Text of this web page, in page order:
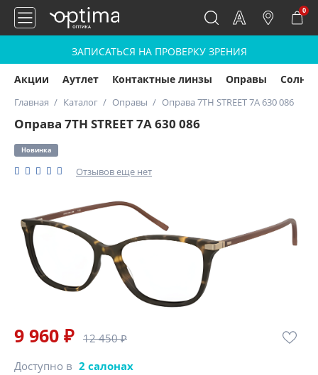
0
ЗАПИСАТЬСЯ НА ПРОВЕРКУ ЗРЕНИЯ
Акции Аутлет Контактные линзы Оправы
Главная Каталог Оправы Оправа 7TH STREET 7A 630 086
Оправа 7TH STREET 7A 630 086
Новинка
Отзывов еще нет
9 960 ₽ 12 450 ₽
Доступно в 2 салонах